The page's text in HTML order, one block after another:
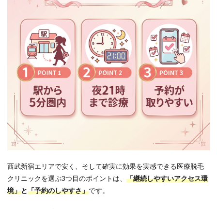
西武新宿エリアで安く、そして確実に効果を実感できる医療脱毛
クリニックを選ぶ3つ目のポイントは、 「継続しやすいアクセス環
境」と「予約のしやすさ」です。